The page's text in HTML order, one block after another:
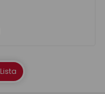
Lista